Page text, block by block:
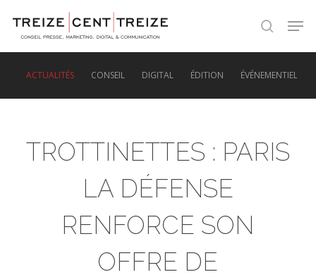
search
ACTUALITÉS CONSEIL DIGITAL ÉDITION ÉVÉNEMENTIEL
TROTTINETTES : PARIS
LA DÉFENSE
RENFORCE SON
OFFRE DE